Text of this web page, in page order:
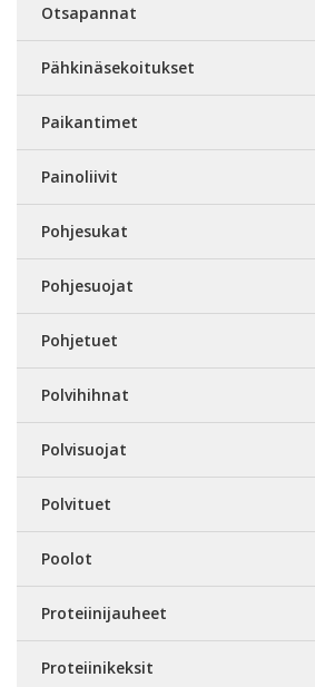
Otsapannat
Pähkinäsekoitukset
Paikantimet
Painoliivit
Pohjesukat
Pohjesuojat
Pohjetuet
Polvihihnat
Polvisuojat
Polvituet
Poolot
Proteiinijauheet
Proteiinikeksit